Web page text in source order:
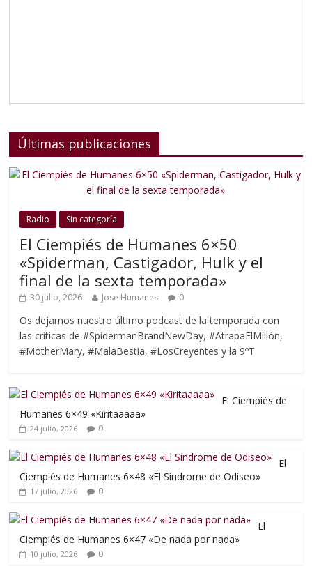
Últimas publicaciones
Radio Sin categoría
El Ciempiés de Humanes 6×50
«Spiderman, Castigador, Hulk y el
final de la sexta temporada»
30 julio, 2026 Jose Humanes 0
Os dejamos nuestro último podcast de la temporada con
las críticas de #SpidermanBrandNewDay, #AtrapaElMillón,
#MotherMary, #MalaBestia, #LosCreyentes y la 9ºT
El Ciempiés de
Humanes 6×49 «Kiritaaaaa»
24 julio, 2026 0
El
Ciempiés de Humanes 6×48 «El Síndrome de Odiseo»
17 julio, 2026 0
El
Ciempiés de Humanes 6×47 «De nada por nada»
10 julio, 2026 0